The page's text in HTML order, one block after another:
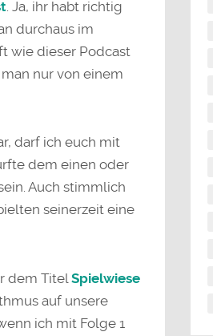
. Ja, ihr habt richtig
durchaus im
wie dieser Podcast
nur von einem
darf ich euch mit
dem einen oder
Auch stimmlich
seinerzeit eine
dem Titel Spielwiese
auf unsere
ich mit Folge 1